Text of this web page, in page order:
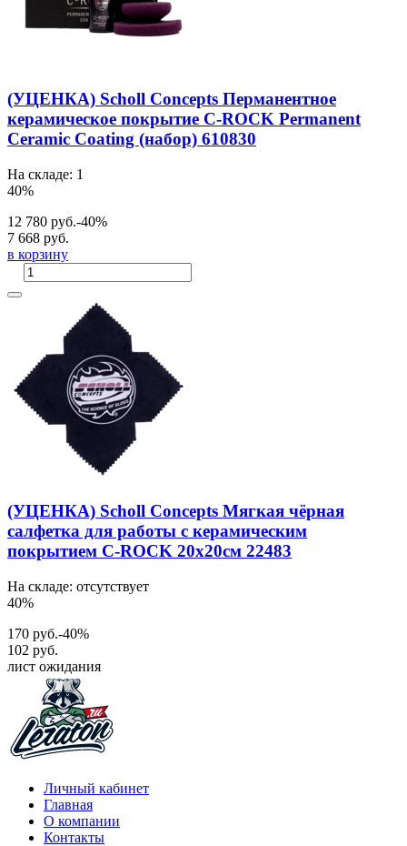
(УЦЕНКА) Scholl Concepts Перманентное
керамическое покрытие C-ROCK Permanent
Ceramic Coating (набор) 610830
На складе: 1
40%
12 780 руб.-40%
7 668 руб.
в корзину
(УЦЕНКА) Scholl Concepts Мягкая чёрная
салфетка для работы с керамическим
покрытием C-ROCK 20х20см 22483
На складе: отсутствует
40%
170 руб.-40%
102 руб.
лист ожидания
Личный кабинет
Главная
О компании
Контакты